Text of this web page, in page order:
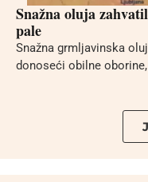
Snažna oluja
pale
Snažna grmljavinska
donoseći obilne